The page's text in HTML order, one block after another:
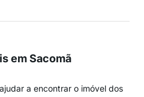
em Sacomã
a encontrar o imóvel dos